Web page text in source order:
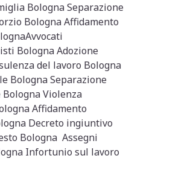
Bologna Separazione
Bologna Affidamento
Bologna Adozione
del lavoro Bologna
Bologna Separazione
Violenza
Affidamento
Decreto ingiuntivo
Bologna Assegni
Infortunio sul lavoro